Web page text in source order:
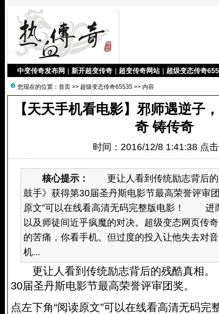
中变传奇发布网 | 新开超变传奇 | 超变传奇网站 | 超级变态传奇
您现在的位置： 首页 >> 超级变态传奇65535 >> 内容
【天天手机看电影】邪师遇逆子
奇 铸传奇
时间：2016/12/8 1:41:38 点
核心提示：
更让人看到传统励志背后的
鼓手》获得第30届圣丹斯电影节最高荣誉评审
原文”可以在线看高清无码完整版电影！ 进
以及师徒间近乎疯魔的对决。超级变态网页传
的苦痛，你看手机。但过度的投入让他失去对
机...
更让人看到传统励志背后的残酷真相。
30届圣丹斯电影节最高荣誉评审团奖。
点左下角“阅读原文”可以在线看高清无码完